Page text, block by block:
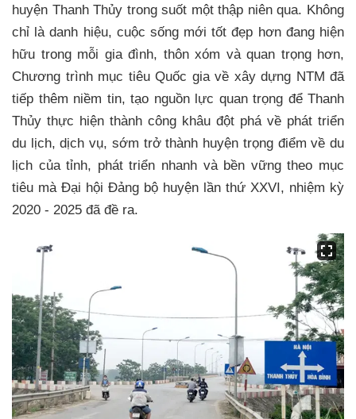
huyện Thanh Thủy trong suốt một thập niên qua. Không
chỉ là danh hiệu, cuộc sống mới tốt đẹp hơn đang hiện
hữu trong mỗi gia đình, thôn xóm và quan trọng hơn,
Chương trình mục tiêu Quốc gia về xây dựng NTM đã
tiếp thêm niềm tin, tạo nguồn lực quan trọng để Thanh
Thủy thực hiện thành công khâu đột phá về phát triển
du lịch, dịch vụ, sớm trở thành huyện trọng điểm về du
lịch của tỉnh, phát triển nhanh và bền vững theo mục
tiêu mà Đại hội Đảng bộ huyện lần thứ XXVI, nhiệm kỳ
2020 - 2025 đã đề ra.